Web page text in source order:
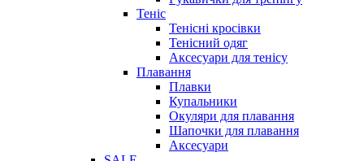
Теніс
Тенісні кросівки
Тенісний одяг
Аксесуари для тенісу
Плавання
Плавки
Купальники
Окуляри для плавання
Шапочки для плавання
Аксесуари